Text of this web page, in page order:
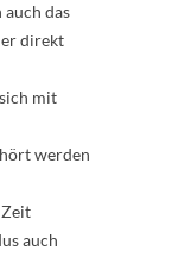
auch das
direkt
mit
werden
auch